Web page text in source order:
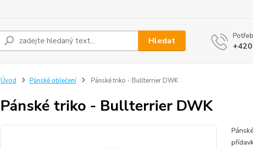
Hledat
Úvod Pánské oblečení Pánské triko - Bullterrier DWK
Pánské triko - Bullterrier DWK